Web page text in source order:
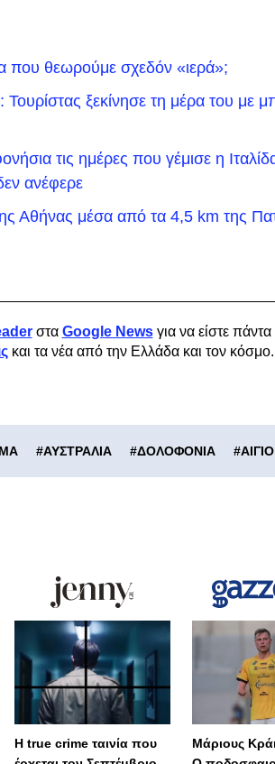
που θεωρούμε σχεδόν «ιερά»;
ξεκίνησε τη μέρα του με
τις ημέρες που γέμισε η
ανέφερε
Αθήνας μέσα από τα 4,5 km της
στα Google Newsγια να είστε
και τα νέα από την Ελλάδα και τον κόσμο.
#ΑΥΣΤΡΑΛΙΑ #ΔΟΛΟΦΟΝΙΑ #ΑΙΓΙΟ
Η true crime ταινία που
Μάριους